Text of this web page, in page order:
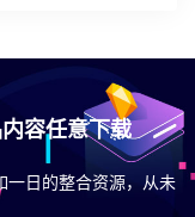
容任意下载
一日的整合资源，从未